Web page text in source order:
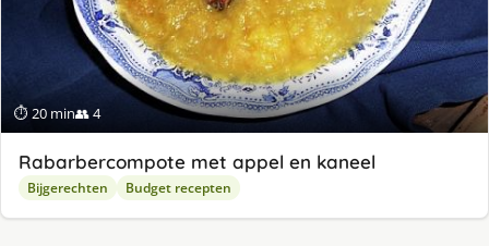
⏱ 20 min👥 4
Rabarbercompote met appel en kaneel
Bijgerechten Budget recepten